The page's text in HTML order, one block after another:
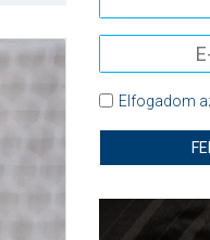
Elfogadom